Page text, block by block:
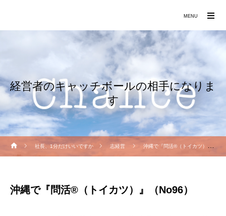
経営者のキャッチボールの相手になりま
す
社長、1分だけいいですか 志経営 沖縄で『問活®（トイカツ）』（No96）
沖縄で『問活®（トイカツ）』（No96）
MENU